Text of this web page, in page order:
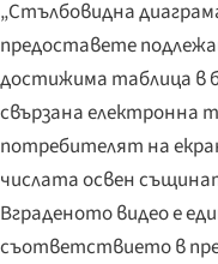
„Стълбовидна
предоставете
достижима таблица в
свързана електронна
потребителят на
числата освен
Вграденото видео е
съответствието в